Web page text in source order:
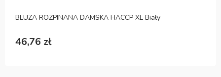
BLUZA ROZPINANA DAMSKA HACCP XL Biały
46,76 zł